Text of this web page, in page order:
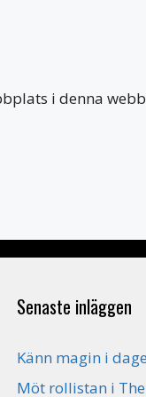
i denna
Senaste inläggen
Känn magin i
Möt rollistan i